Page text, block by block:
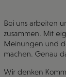
Bei uns arbeiten
zusammen. Mit
Meinungen und
machen. Genau
Wir denken